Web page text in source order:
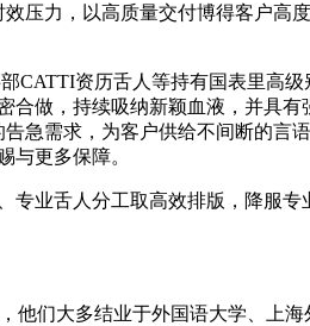
压力，以高质量交付博得客户高
资历舌人等持有国表里高级
做，持续吸纳新颖血液，并具有
急需求，为客户供给不间断的言
与更多保障。
业舌人分工取高效排版，降服专
们大多结业于外国语大学、上海